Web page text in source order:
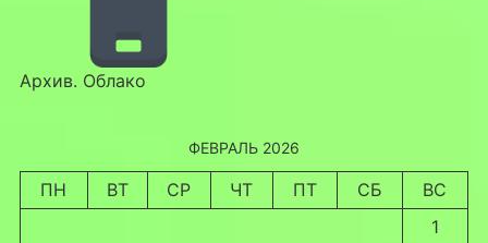
Архив. Облако
ФЕВРАЛЬ 2026
ПН ВТ СР ЧТ ПТ СБ
ВС
1